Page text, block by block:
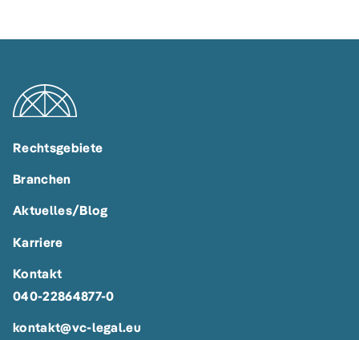
Rechtsgebiete
Branchen
Aktuelles/Blog
Karriere
Kontakt
040-22864877-0
kontakt@vc-legal.eu